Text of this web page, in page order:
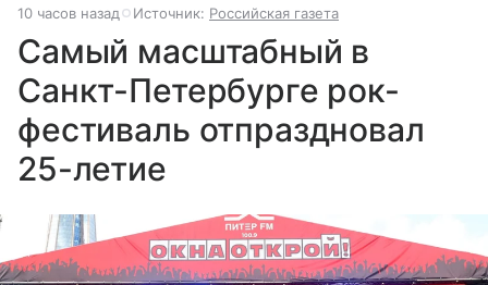
10 часов назад Источник: Российская газета
Самый масштабный в
Санкт-Петербурге рок-
фестиваль отпраздновал
25-летие